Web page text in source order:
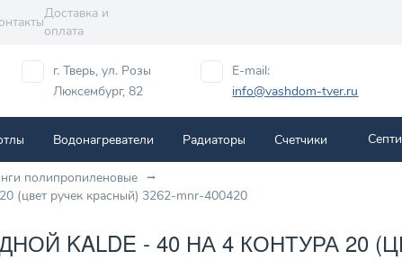
Доставка и
оплата
г. Тверь, ул. Розы
Люксембург, 82
E-mail:
info@vashdom-tver.ru
Водонагреватели Радиаторы Cчетчики
полипропиленовые
(цвет ручек красный) 3262-mnr-400420
KALDE - 40 НА 4 КОНТУРА 20